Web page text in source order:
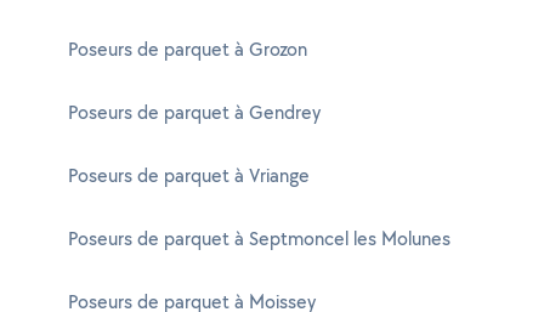
Poseurs de parquet à Grozon
Poseurs de parquet à Gendrey
Poseurs de parquet à Vriange
Poseurs de parquet à Septmoncel les Molunes
Poseurs de parquet à Moissey